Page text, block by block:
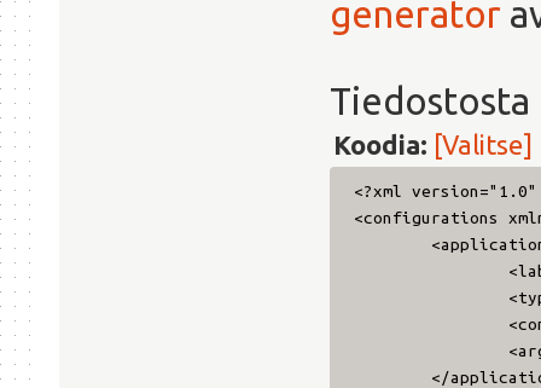
generator
Koodia: [Valitse]
<?xml version="1.0"
<configurations
</